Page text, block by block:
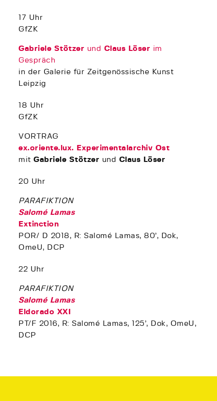
17 Uhr
GfZK
Gabriele Stötzer und Claus Löser im
Gespräch
in der Galerie für Zeitgenössische Kunst
Leipzig
18 Uhr
GfZK
VORTRAG
ex.oriente.lux. Experimentalarchiv Ost
mit Gabriele Stötzer und Claus Löser
20 Uhr
PARAFIKTION
Salomé Lamas
Extinction
POR/ D 2018, R: Salomé Lamas, 80’, Dok,
OmeU, DCP
22 Uhr
PARAFIKTION
Salomé Lamas
Eldorado XXI
PT/F 2016, R: Salomé Lamas, 125’, Dok, OmeU,
DCP